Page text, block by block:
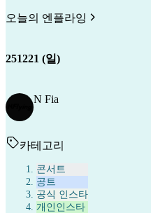
오늘의 엔플라잉
251221 (일)
N Fia
카테고리
콘서트
공트
공식 인스타
개인인스타